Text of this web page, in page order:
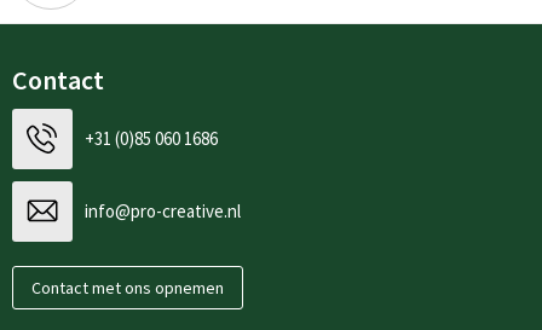
Contact
+31 (0)85 060 1686
info@pro-creative.nl
Contact met ons opnemen